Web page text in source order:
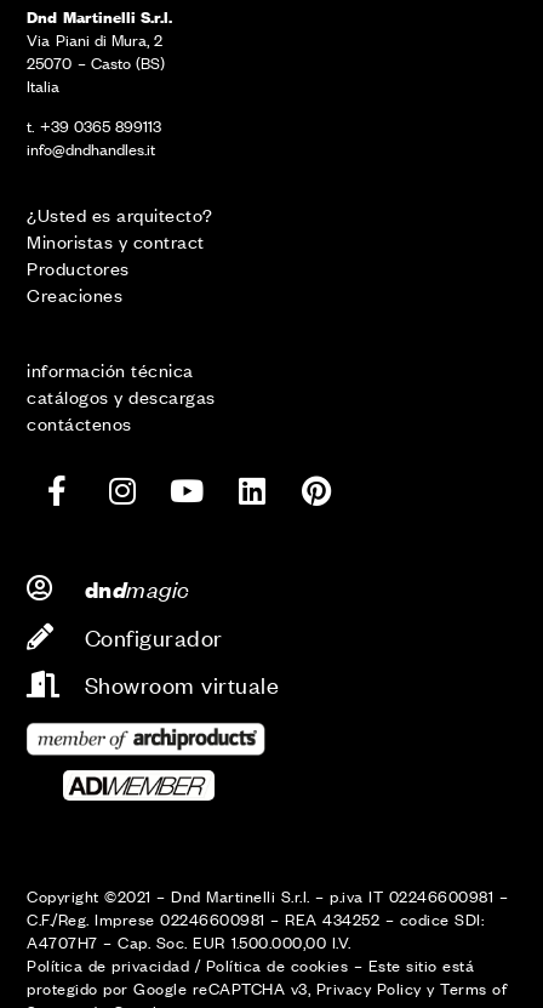
Dnd Martinelli S.r.l.
Via Piani di Mura, 2
25070 – Casto (BS)
Italia
t. +39 0365 899113
info@dndhandles.it
¿Usted es arquitecto?
Minoristas y contract
Productores
Creaciones
información técnica
catálogos y descargas
contáctenos
dndmagic
Configurador
Showroom virtuale
Copyright ©2021 – Dnd Martinelli S.r.l. – p.iva IT 02246600981 –
C.F./Reg. Imprese 02246600981 – REA 434252 – codice SDI:
A4707H7 – Cap. Soc. EUR 1.500.000,00 I.V.
Política de privacidad / Política de cookies – Este sitio está
protegido por Google reCAPTCHA v3, Privacy Policyy Terms of